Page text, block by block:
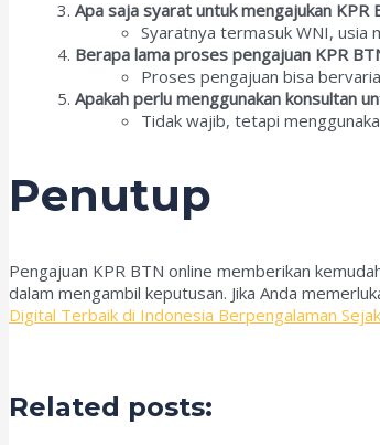
Apa saja syarat untuk mengajukan KPR
Syaratnya termasuk WNI, usia
Berapa lama proses pengajuan KPR
Proses pengajuan bisa
Apakah perlu menggunakan konsultan
Tidak wajib, tetapi
Penutup
Pengajuan KPR BTN online memberikan
dalam mengambil keputusan. Jika Anda
Digital Terbaik di Indonesia Berpengalaman
Related posts: